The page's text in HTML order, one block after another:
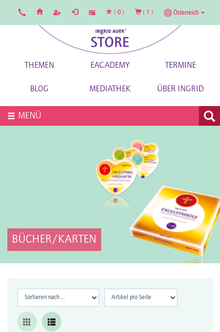
( 0 ) ( 1 ) Österreich
THEMEN EACADEMY TERMINE
BLOG MEDIATHEK ÜBER INGRID
MENÜ
BÜCHER/KARTEN